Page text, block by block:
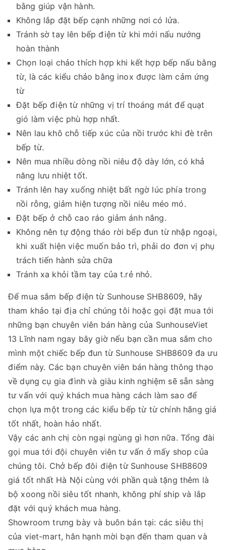
bằng giúp vận hành.
Không lắp đặt bếp cạnh những nơi có lửa.
Tránh sờ tay lên bếp điện từ khi mới nấu nướng
hoàn thành
Chọn loại chảo thích hợp khi kết hợp bếp nấu bằng
từ, là các kiểu chảo bằng inox được làm cảm ứng
từ
Đặt bếp điện từ những vị trí thoáng mát để quạt
gió làm việc phù hợp nhất.
Nên lau khô chỗ tiếp xúc của nồi trước khi đè trên
bếp từ.
Nên mua nhiều dòng nồi niêu độ dày lớn, có khả
năng lưu nhiệt tốt.
Tránh lên hay xuống nhiệt bất ngờ lúc phía trong
nồi rỗng, giảm hiện tượng nồi niêu méo mó.
Đặt bếp ở chỗ cao ráo giảm ánh nắng.
Không nên tự động tháo rời bếp đun từ nhập ngoại,
khi xuất hiện việc muốn bảo trì, phải do đơn vị phụ
trách tiến hành sửa chữa
Tránh xa khỏi tầm tay của t.rẻ nhỏ.
Để mua sắm bếp điện từ Sunhouse SHB8609, hãy
tham khảo tại địa chỉ chúng tôi hoặc gọi đặt mua tới
những bạn chuyên viên bán hàng của SunhouseViet
13 Lĩnh nam ngay bây giờ nếu bạn cần mua sắm cho
mình một chiếc bếp đun từ Sunhouse SHB8609 đa ưu
điểm này. Các bạn chuyên viên bán hàng thông thạo
về dụng cụ gia đình và giàu kinh nghiệm sẽ sẵn sàng
tư vấn với quý khách mua hàng cách làm sao để
chọn lựa một trong các kiểu bếp từ từ chính hãng giá
tốt nhất, hoàn hảo nhất.
Vậy các anh chị còn ngại ngùng gì hơn nữa. Tổng đài
gọi mua tới đội chuyên viên tư vấn ở mấy shop của
chúng tôi. Chở bếp đôi điện từ Sunhouse SHB8609
giá tốt nhất Hà Nội cùng với phần quà tặng thêm là
bộ xoong nồi siêu tốt nhanh, không phí ship và lắp
đặt với quý khách mua hàng.
Showroom trưng bày và buôn bán tại: các siêu thị
của viet-mart, hân hạnh mời bạn đến tham quan và